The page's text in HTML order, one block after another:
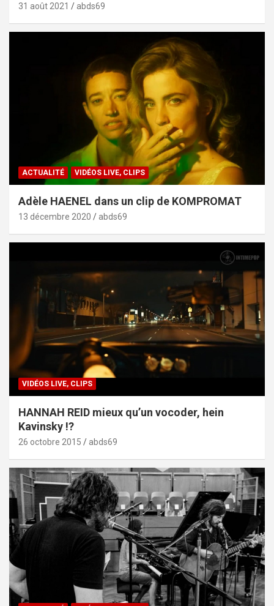
31 août 2021 abds69
ACTUALITÉ VIDÉOS LIVE, CLIPS
Adèle HAENEL dans un clip de KOMPROMAT
13 décembre 2020 abds69
VIDÉOS LIVE, CLIPS
HANNAH REID mieux qu’un vocoder, hein
Kavinsky !?
26 octobre 2015 abds69